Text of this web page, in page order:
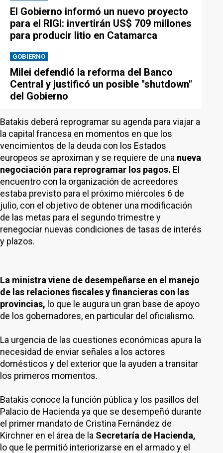
El Gobierno informó un nuevo proyecto
para el RIGI: invertirán US$ 709 millones
para producir litio en Catamarca
GOBIERNO
Milei defendió la reforma del Banco
Central y justificó un posible "shutdown"
del Gobierno
Batakis deberá reprogramar su agenda para viajar a
la capital francesa en momentos en que los
vencimientos de la deuda con los Estados
europeos se aproximan y se requiere de una nueva
negociación para reprogramar los pagos. El
encuentro con la organización de acreedores
estaba previsto para el próximo miércoles 6 de
julio, con el objetivo de obtener una modificación
de las metas para el segundo trimestre y
renegociar nuevas condiciones de tasas de interés
y plazos.
La ministra viene de desempeñarse en el manejo
de las relaciones fiscales y financieras con las
provincias, lo que le augura un gran base de apoyo
de los gobernadores, en particular del oficialismo.
La urgencia de las cuestiones económicas apura la
necesidad de enviar señales a los actores
domésticos y del exterior que la ayuden a transitar
los primeros momentos.
Batakis conoce la función pública y los pasillos del
Palacio de Hacienda ya que se desempeñó durante
el primer mandato de Cristina Fernández de
Kirchner en el área de la Secretaría de Hacienda,
lo que le permitió interiorizarse en el armado y el